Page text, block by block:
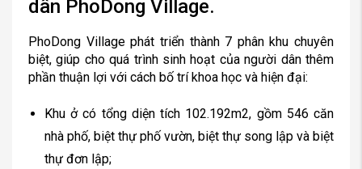
dân PhoDong Village.
PhoDong Village phát triển thành 7 phân khu chuyên
biệt, giúp cho quá trình sinh hoạt của người dân thêm
phần thuận lợi với cách bố trí khoa học và hiện đại:
Khu ở có tổng diện tích 102.192m2, gồm 546 căn
nhà phố, biệt thự phố vườn, biệt thự song lập và biệt
thự đơn lập;